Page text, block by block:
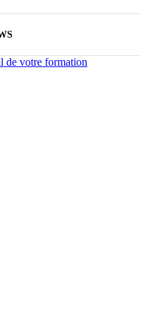
de votre formation